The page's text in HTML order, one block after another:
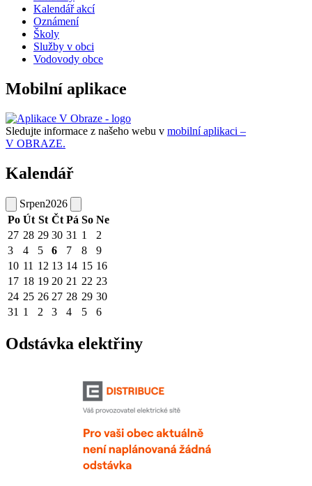
Kalendář akcí
Oznámení
Školy
Služby v obci
Vodovody obce
Mobilní aplikace
Sledujte informace z našeho webu v mobilní aplikaci –
V OBRAZE.
Kalendář
Srpen2026
Po Út St Čt Pá So Ne
27 28 29 30 31 1
2
3
4 5 6 7 8
9
10 11 12 13 14 15 16
17 18 19 20 21 22 23
24 25 26 27 28 29 30
31 1 2 3 4 5 6
Odstávka elektřiny